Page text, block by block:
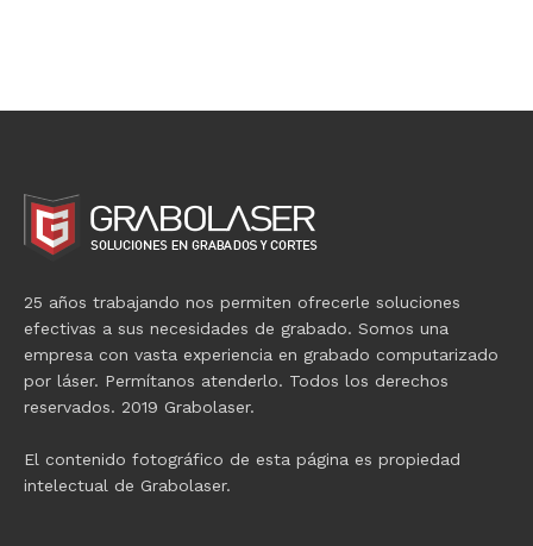
25 años trabajando nos permiten ofrecerle soluciones
efectivas a sus necesidades de grabado. Somos una
empresa con vasta experiencia en grabado computarizado
por láser. Permítanos atenderlo. Todos los derechos
reservados. 2019 Grabolaser.
El contenido fotográfico de esta página es propiedad
intelectual de Grabolaser.